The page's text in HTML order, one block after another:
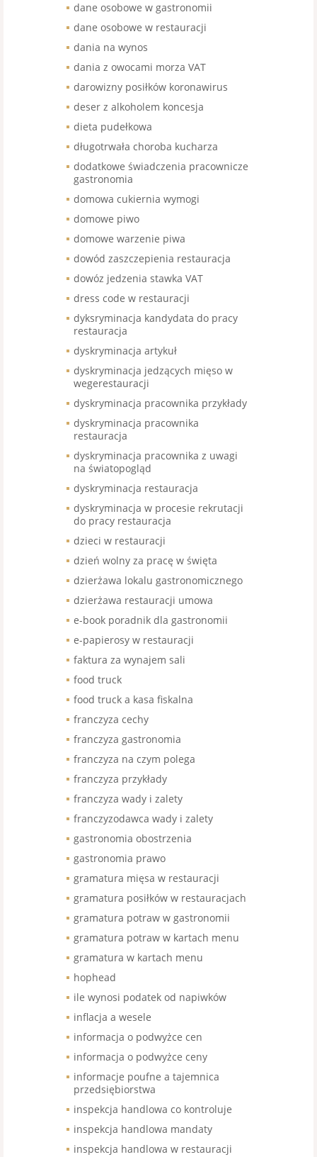
dane osobowe w gastronomii
dane osobowe w restauracji
dania na wynos
dania z owocami morza VAT
darowizny posiłków koronawirus
deser z alkoholem koncesja
dieta pudełkowa
długotrwała choroba kucharza
dodatkowe świadczenia pracownicze
gastronomia
domowa cukiernia wymogi
domowe piwo
domowe warzenie piwa
dowód zaszczepienia restauracja
dowóz jedzenia stawka VAT
dress code w restauracji
dyksryminacja kandydata do pracy
restauracja
dyskryminacja artykuł
dyskryminacja jedzących mięso w
wegerestauracji
dyskryminacja pracownika przykłady
dyskryminacja pracownika
restauracja
dyskryminacja pracownika z uwagi
na światopogląd
dyskryminacja restauracja
dyskryminacja w procesie rekrutacji
do pracy restauracja
dzieci w restauracji
dzień wolny za pracę w święta
dzierżawa lokalu gastronomicznego
dzierżawa restauracji umowa
e-book poradnik dla gastronomii
e-papierosy w restauracji
faktura za wynajem sali
food truck
food truck a kasa fiskalna
franczyza cechy
franczyza gastronomia
franczyza na czym polega
franczyza przykłady
franczyza wady i zalety
franczyzodawca wady i zalety
gastronomia obostrzenia
gastronomia prawo
gramatura mięsa w restauracji
gramatura posiłków w restauracjach
gramatura potraw w gastronomii
gramatura potraw w kartach menu
gramatura w kartach menu
hophead
ile wynosi podatek od napiwków
inflacja a wesele
informacja o podwyżce cen
informacja o podwyżce ceny
informacje poufne a tajemnica
przedsiębiorstwa
inspekcja handlowa co kontroluje
inspekcja handlowa mandaty
inspekcja handlowa w restauracji